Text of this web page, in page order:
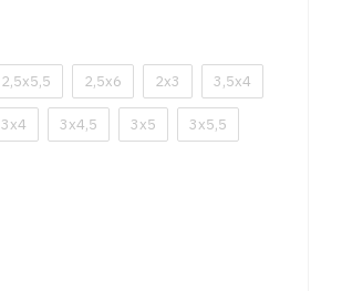
2,5x5,5 2,5x6 2x3 3,5x4
3x4 3x4,5 3x5 3x5,5